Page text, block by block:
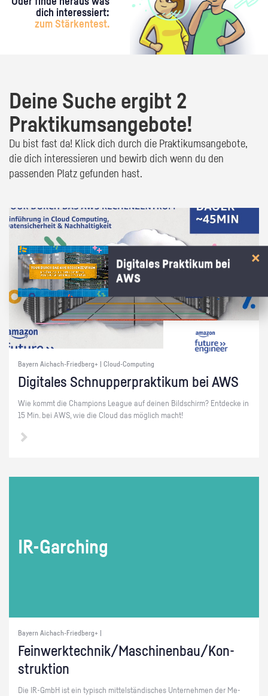
dich interessiert:
zum Stärkentest.
Deine Suche ergibt 2
Praktikumsangebote!
Du bist fast da! Klick dich durch die Praktikumsangebote,
die dich interessieren und bewirb dich wenn du den
passenden Platz gefunden hast.
Bayern Aichach-Friedberg+ | Cloud-Computing
Di­gi­ta­les Schnup­per­prak­ti­kum bei AWS
Wie kommt die Cham­pi­ons Le­ague auf dei­nen Bild­schirm? Ent­de­cke in
15 Min. bei AWS, wie die Cloud das mög­lich macht!
IR-Gar­ching
Bayern Aichach-Friedberg+ |
Fein­werk­tech­nik/Ma­schi­nen­bau/Kon­
struk­ti­on
Die IR-GmbH ist ein ty­pisch mit­tel­stän­di­sches Un­ter­neh­men der Me­
Digitales Praktikum bei
AWS